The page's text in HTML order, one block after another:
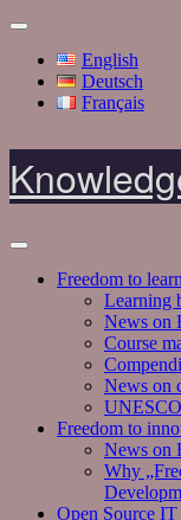
English
Deutsch
Français
Freedom to
Learning
News on
Course
News on
Freedom to
News on
Why
Open Source IT